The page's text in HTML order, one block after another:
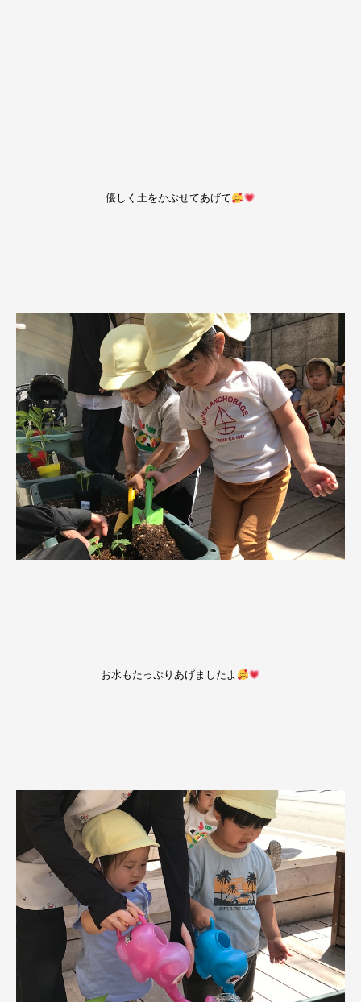
優しく土をかぶせてあげて
お水もたっぷりあげましたよ